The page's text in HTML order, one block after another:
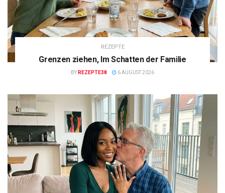
REZEPTE
Grenzen ziehen, Im Schatten der Familie
BY REZEPTE38 6 AUGUST 2026